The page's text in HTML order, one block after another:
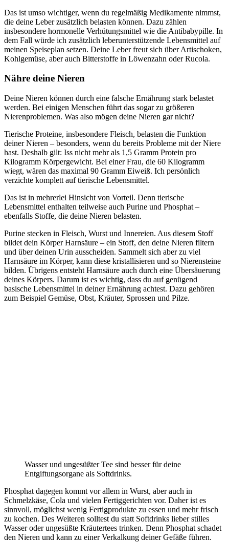
Das ist umso wichtiger, wenn du regelmäßig Medikamente nimmst,
die deine Leber zusätzlich belasten können. Dazu zählen
insbesondere hormonelle Verhütungsmittel wie die Antibabypille. In
dem Fall würde ich zusätzlich leberunterstützende Lebensmittel auf
meinen Speiseplan setzen. Deine Leber freut sich über Artischoken,
Kohlgemüse, aber auch Bitterstoffe in Löwenzahn oder Rucola.
Nähre deine Nieren
Deine Nieren können durch eine falsche Ernährung stark belastet
werden. Bei einigen Menschen führt das sogar zu größeren
Nierenproblemen. Was also mögen deine Nieren gar nicht?
Tierische Proteine, insbesondere Fleisch, belasten die Funktion
deiner Nieren – besonders, wenn du bereits Probleme mit der Niere
hast. Deshalb gilt: Iss nicht mehr als 1,5 Gramm Protein pro
Kilogramm Körpergewicht. Bei einer Frau, die 60 Kilogramm
wiegt, wären das maximal 90 Gramm Eiweiß. Ich persönlich
verzichte komplett auf tierische Lebensmittel.
Das ist in mehrerlei Hinsicht von Vorteil. Denn tierische
Lebensmittel enthalten teilweise auch Purine und Phosphat –
ebenfalls Stoffe, die deine Nieren belasten.
Purine stecken in Fleisch, Wurst und Innereien. Aus diesem Stoff
bildet dein Körper Harnsäure – ein Stoff, den deine Nieren filtern
und über deinen Urin ausscheiden. Sammelt sich aber zu viel
Harnsäure im Körper, kann diese kristallisieren und so Nierensteine
bilden. Übrigens entsteht Harnsäure auch durch eine Übersäuerung
deines Körpers. Darum ist es wichtig, dass du auf genügend
basische Lebensmittel in deiner Ernährung achtest. Dazu gehören
zum Beispiel Gemüse, Obst, Kräuter, Sprossen und Pilze.
Wasser und ungesüßter Tee sind besser für deine
Entgiftungsorgane als Softdrinks.
Phosphat dagegen kommt vor allem in Wurst, aber auch in
Schmelzkäse, Cola und vielen Fertiggerichten vor. Daher ist es
sinnvoll, möglichst wenig Fertigprodukte zu essen und mehr frisch
zu kochen. Des Weiteren solltest du statt Softdrinks lieber stilles
Wasser oder ungesüßte Kräutertees trinken. Denn Phosphat schadet
den Nieren und kann zu einer Verkalkung deiner Gefäße führen.